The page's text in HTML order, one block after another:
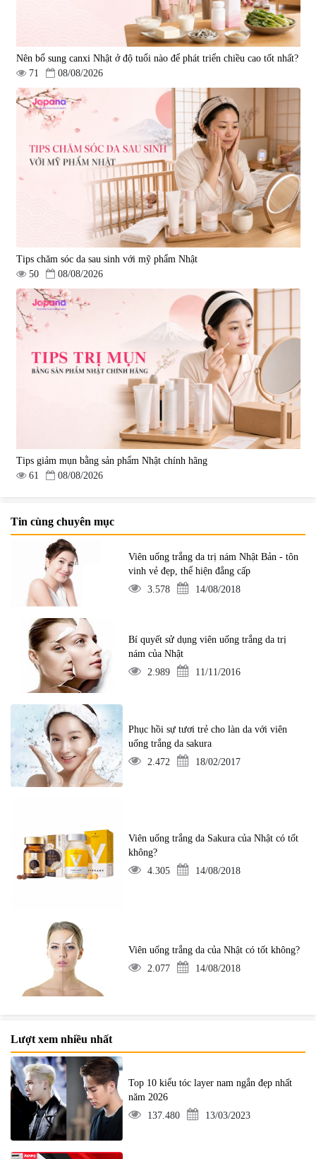
Nên bổ sung canxi Nhật ở độ tuổi nào để phát triển chiều cao tốt nhất?
71
08/08/2026
Tips chăm sóc da sau sinh với mỹ phẩm Nhật
50
08/08/2026
Tips giảm mụn bằng sản phẩm Nhật chính hãng
61
08/08/2026
Tin cùng chuyên mục
Viên uống trắng da trị nám Nhật Bản - tôn
vinh vẻ đẹp, thể hiện đẳng cấp
3.578
14/08/2018
Bí quyết sử dụng viên uống trắng da trị
nám của Nhật
2.989
11/11/2016
Phục hồi sự tươi trẻ cho làn da với viên
uống trắng da sakura
2.472
18/02/2017
Viên uống trắng da Sakura của Nhật có tốt
không?
4.305
14/08/2018
Viên uống trắng da của Nhật có tốt không?
2.077
14/08/2018
Lượt xem nhiều nhất
Top 10 kiểu tóc layer nam ngắn đẹp nhất
năm 2026
137.480
13/03/2023